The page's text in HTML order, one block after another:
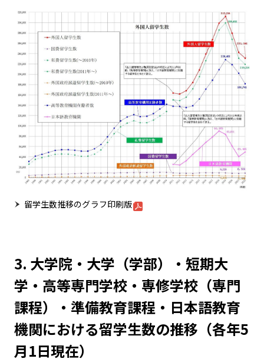
留学生数推移のグラフ印刷版
3. 大学院・大学（学部）・短期大
学・高等専門学校・専修学校（専門
課程）・準備教育課程・日本語教育
機関における留学生数の推移（各年5
月1日現在）